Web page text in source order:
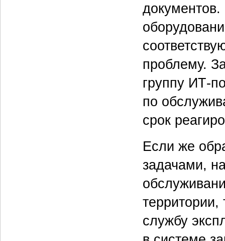
документов.
проблему.
группу ИТ-
по
срок
Если же
задачами,
службу